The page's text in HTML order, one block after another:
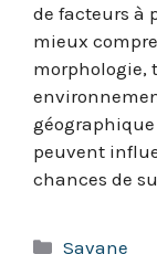
de facteurs à
mieux
morphologie,
peuvent
chances de
Catégories
Savane